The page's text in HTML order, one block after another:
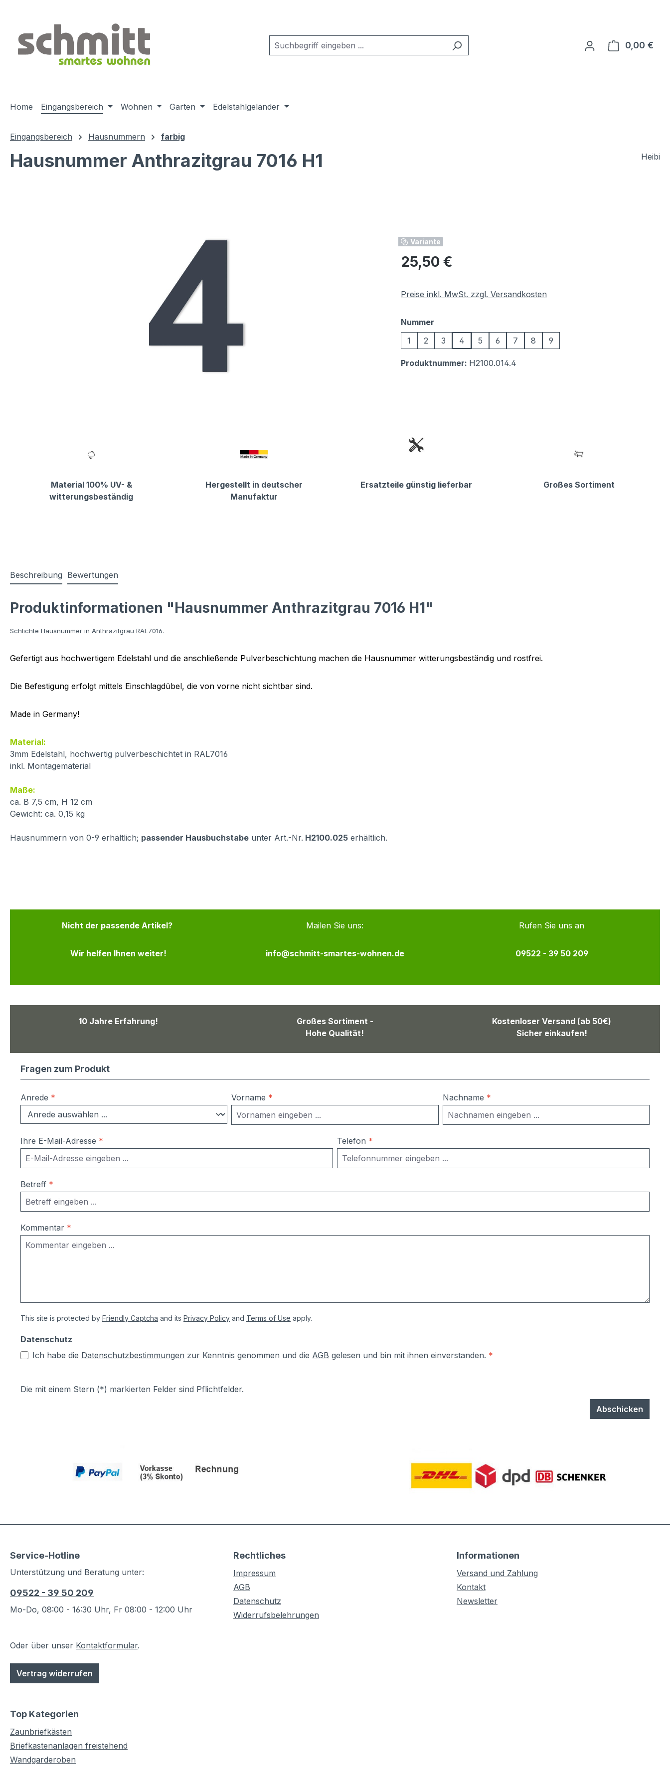
0,00 €
Home Eingangsbereich Wohnen Garten Edelstahlgeländer
Eingangsbereich Hausnummern farbig
Hausnummer Anthrazitgrau 7016 H1 Heibi
Variante
Regulärer Preis:
25,50 €
Preise inkl. MwSt. zzgl. Versandkosten
Nummer
1
2 3 4 5 6 7 8 9
Produktnummer: H2100.014.4
Material 100% UV- &
witterungsbeständig
Hergestellt in deutscher
Manufaktur
Ersatzteile günstig lieferbar Großes Sortiment
Beschreibung Bewertungen
Produktinformationen "Hausnummer Anthrazitgrau 7016 H1"
Schlichte Hausnummer in Anthrazitgrau RAL7016.
Gefertigt aus hochwertigem Edelstahl und die anschließende Pulverbeschichtung machen die Hausnummer witterungsbeständig und rostfrei.
Die Befestigung erfolgt mittels Einschlagdübel, die von vorne nicht sichtbar sind.
Made in Germany!
Material:
3mm Edelstahl, hochwertig pulverbeschichtet in RAL7016
inkl. Montagematerial
Maße:
ca. B 7,5 cm, H 12 cm
Gewicht: ca. 0,15 kg
Hausnummern von 0-9 erhältlich; passender Hausbuchstabe unter Art.-Nr. H2100.025 erhältlich.
Nicht der passende Artikel?
Wir helfen Ihnen weiter!
Mailen Sie uns:
info@schmitt-smartes-wohnen.de
Rufen Sie uns an
09522 - 39 50 209
10 Jahre Erfahrung!
Großes Sortiment -
Hohe Qualität!
Kostenloser Versand (ab 50€)
Sicher einkaufen!
Fragen zum Produkt
Anrede * Vorname * Nachname *
Ihre E-Mail-Adresse * Telefon *
Betreff *
Kommentar *
This site is protected by Friendly Captcha and its Privacy Policy and Terms of Use apply.
Datenschutz
Ich habe die Datenschutzbestimmungen zur Kenntnis genommen und die AGB gelesen und bin mit ihnen einverstanden. *
Die mit einem Stern (*) markierten Felder sind Pflichtfelder.
Abschicken
Service-Hotline
Unterstützung und Beratung unter:
09522 - 39 50 209
Mo-Do, 08:00 - 16:30 Uhr, Fr 08:00 - 12:00 Uhr
Oder über unser Kontaktformular.
Vertrag widerrufen
Rechtliches
Impressum
AGB
Datenschutz
Widerrufsbelehrungen
Informationen
Versand und Zahlung
Kontakt
Newsletter
Top Kategorien
Zaunbriefkästen
Briefkastenanlagen freistehend
Wandgarderoben